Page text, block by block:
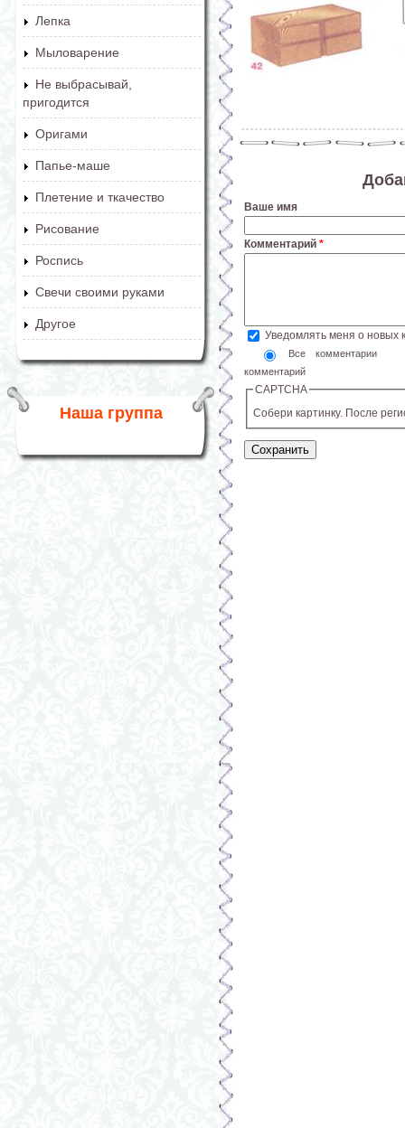
Лепка
Мыловарение
Не выбрасывай,
пригодится
Оригами
Папье-маше
Плетение и ткачество
Рисование
Роспись
Свечи своими руками
Другое
Наша группа
Ваше имя
Комментарий *
Уведомлять меня о новых
Все комментарии
комментарий
CAPTCHA
Собери картинку. После